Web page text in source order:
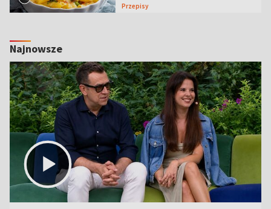
Przepisy
Najnowsze